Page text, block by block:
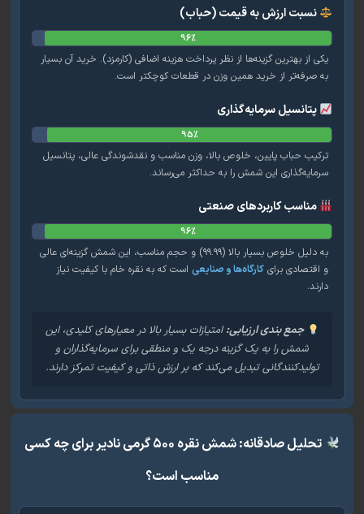
نسبت ارزش به قیمت (حباب)
از بهترین گزینه‌ها از نظر پرداخت هزینه اضافی (کارمزد). خرید آن بسیار
صرفه‌تر از خرید همین وزن در قطعات کوچکتر است.
پتانسیل سرمایه‌گذاری
حباب پایین، خلوص بالا، وزن مناسب و نقدشوندگی عالی، پتانسیل
این شمش را به حداکثر می‌رساند.
مناسب کاربردهای صنعتی
به دلیل خلوص بسیار بالا (۹۹.۹۹) و حجم مناسب، این شمش گزینه‌ای عالی
برایکارگاه‌ها و صنایعیاست که به نقره خام با کیفیت نیاز
جمع بندی ارزیابی:امتیازات بسیار بالا در معیارهای کلیدی، این
شمش را به یک گزینه درجه یک و منطقی برای سرمایه‌گذاران و
تولیدکنندگانی تبدیل می‌کند که بر ارزش ذاتی و کیفیت تمرکز دارند.
تحلیل صادقانه: شمش نقره ۵۰۰ گرمی نادیر برای چه کسی
مناسب است؟